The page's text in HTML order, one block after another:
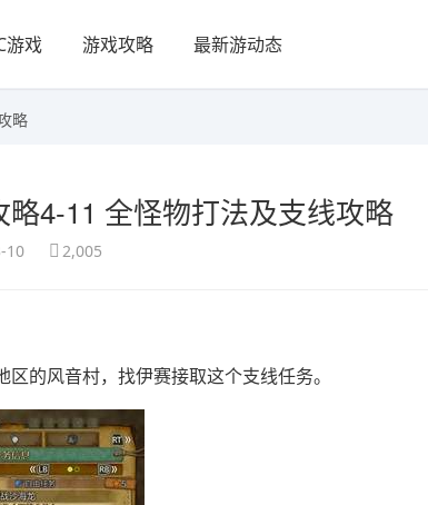
游戏 游戏攻略 最新游动态
略
略4-11 全怪物打法及支线攻略
10 2,005
的风音村，找伊赛接取这个支线任务。